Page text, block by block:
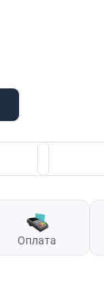
Оплата